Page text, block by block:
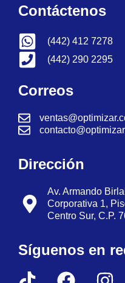
Contáctenos
(442) 412 7278
(442) 290 2295
Correos
Dirección
Av. Armando
Corporativa 1,
Centro Sur, C.P.
Síguenos en